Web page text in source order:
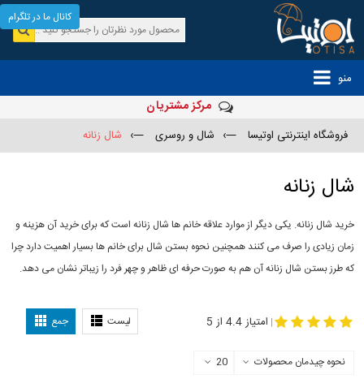
منو
مرکز مشتریان
فروشگاه اینترنتی اوتیسا —› شال و روسری —› شال زنانه
شال زنانه
خرید شال زنانه. یکی دیگر از موارد علاقه خانم ها شال زنانه است که برای خرید آن هزینه و
زمان زیادی را صرف می کنند همچنین نحوه بستن شال برای خانم ها بسیار اهمیت دارد چرا
که طرز بستن شال زنانه آن هم به صورت حرفه ای ظاهر و چهر فرد را زیباتر نشان می دهد.
لیست جمع | امتیاز 4.4 از 5
نحوه چیدمان محصولات 20
کانال ما در تلگرام